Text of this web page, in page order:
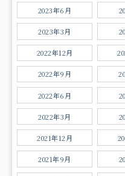
2023年6月
2023年3月
2022年12月
2022年9月
2022年6月
2022年3月
2021年12月
2021年9月